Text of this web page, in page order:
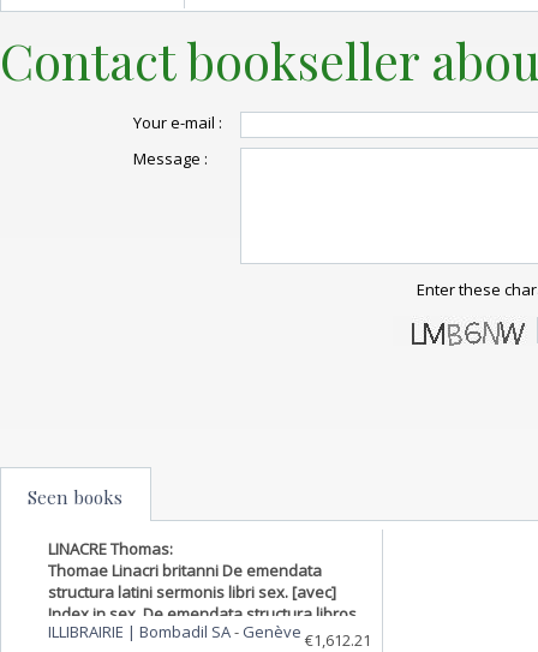
Contact bookseller
Your e-mail :
Message :
Enter these
Seen books
LINACRE Thomas:
Thomae Linacri britanni De emendata
structura latini sermonis libri sex. [avec]
Index in sex. De emendata structura libros
sive De octo partium orationis
ILLIBRAIRIE | Bombadil SA- Genève €1,612.21